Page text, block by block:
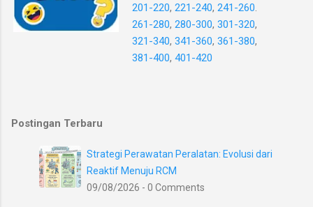
201-220, 221-240, 241-260
261-280, 280-300, 301-320,
321-340, 341-360, 361-380,
381-400, 401-420
Postingan Terbaru
Strategi Perawatan Peralatan: Evolusi dari
Reaktif Menuju RCM
09/08/2026 - 0 Comments